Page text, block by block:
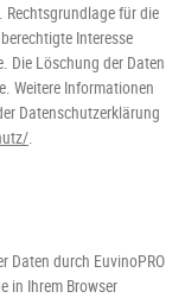
Rechtsgrundlage für die
Interesse
Die Löschung der Daten
Weitere Informationen
Datenschutzerklärung
.
Daten durch EuvinoPRO
in Ihrem Browser